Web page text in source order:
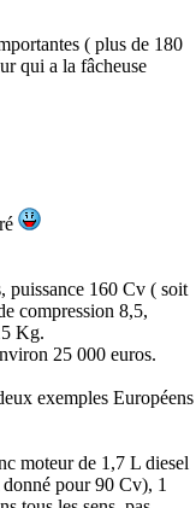
( plus de 180
qui a la fâcheuse
puissance 160 Cv ( soit
compression 8,5,
Kg.
25 000 euros.
exemples Européens
moteur de 1,7 L diesel
pour 90 Cv), 1